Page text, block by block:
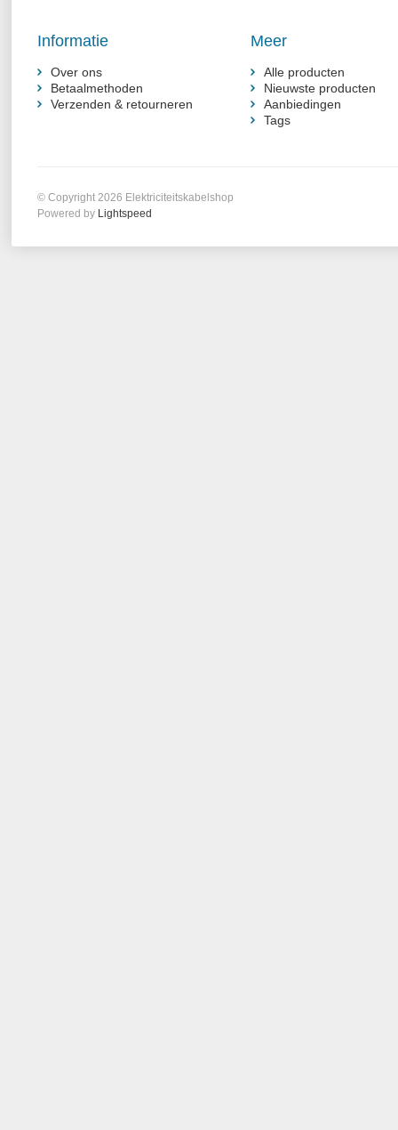
Informatie
Over ons
Betaalmethoden
Verzenden & retourneren
Meer
Alle producten
Nieuwste producten
Aanbiedingen
Tags
© Copyright 2026 Elektriciteitskabelshop
Powered by Lightspeed